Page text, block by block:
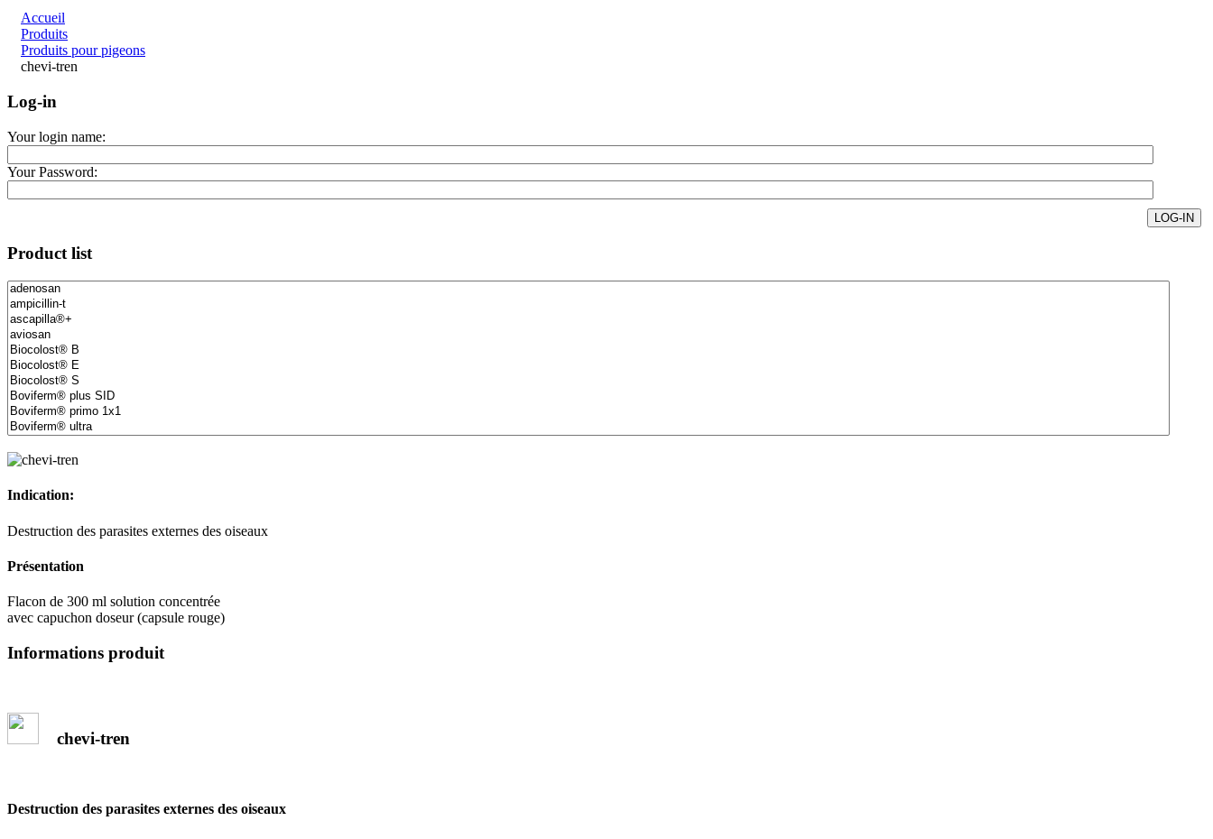
Accueil
Produits
Produits pour pigeons
chevi-tren
Log-in
Your login name:
Your Password:
Product list
Indication:
Destruction des parasites externes des oiseaux
Présentation
Flacon de 300 ml solution concentrée
avec capuchon doseur (capsule rouge)
Informations produit
chevi-tren
Destruction des parasites externes des oiseaux